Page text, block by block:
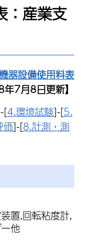
：産業支
器設備使用料表
年7月8日更新】
[4.環境試験]-[5.
価]-[8.計測・測
置,回転粘度計,
他